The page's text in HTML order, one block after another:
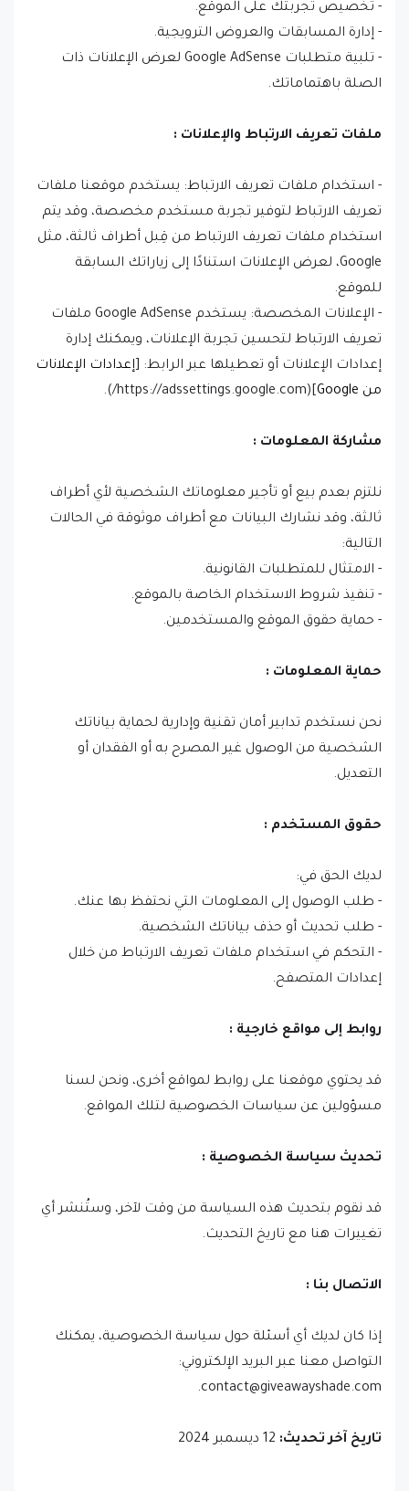
- تخصيص تجربتك على الموقع.
- إدارة المسابقات والعروض الترويجية.
- تلبية متطلبات Google AdSense لعرض الإعلانات ذات
الصلة باهتماماتك.
ملفات تعريف الارتباط والإعلانات :
- استخدام ملفات تعريف الارتباط: يستخدم موقعنا ملفات
تعريف الارتباط لتوفير تجربة مستخدم مخصصة، وقد يتم
استخدام ملفات تعريف الارتباط من قِبل أطراف ثالثة، مثل
Google، لعرض الإعلانات استنادًا إلى زياراتك السابقة
للموقع.
- الإعلانات المخصصة: يستخدم Google AdSense ملفات
تعريف الارتباط لتحسين تجربة الإعلانات، ويمكنك إدارة
إعدادات الإعلانات أو تعطيلها عبر الرابط: [إعدادات الإعلانات
من Google
](https://adssettings.google.com/).
مشاركة المعلومات :
نلتزم بعدم بيع أو تأجير معلوماتك الشخصية لأي أطراف
ثالثة، وقد نشارك البيانات مع أطراف موثوقة في الحالات
التالية:
- الامتثال للمتطلبات القانونية.
- تنفيذ شروط الاستخدام الخاصة بالموقع.
- حماية حقوق الموقع والمستخدمين.
حماية المعلومات :
نحن نستخدم تدابير أمان تقنية وإدارية لحماية بياناتك
الشخصية من الوصول غير المصرح به أو الفقدان أو
التعديل.
حقوق المستخدم :
لديك الحق في:
- طلب الوصول إلى المعلومات التي نحتفظ بها عنك.
- طلب تحديث أو حذف بياناتك الشخصية.
- التحكم في استخدام ملفات تعريف الارتباط من خلال
إعدادات المتصفح.
روابط إلى مواقع خارجية :
قد يحتوي موقعنا على روابط لمواقع أخرى، ونحن لسنا
مسؤولين عن سياسات الخصوصية لتلك المواقع.
تحديث سياسة الخصوصية :
قد نقوم بتحديث هذه السياسة من وقت لآخر، وستُنشر أي
تغييرات هنا مع تاريخ التحديث.
الاتصال بنا :
إذا كان لديك أي أسئلة حول سياسة الخصوصية، يمكنك
التواصل معنا عبر البريد الإلكتروني:
contact@giveawayshade.com.
تاريخ آخر تحديث: